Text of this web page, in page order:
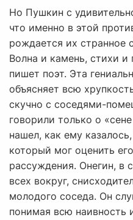
Но Пушкин с
что именно в этой
рождается их странное
Волна и камень, стихи
пишет поэт. Эта
объясняет всю
скучно с соседями-
говорили только о
нашел, как ему
который мог оценить
рассуждения. Онегин, в
всех вокруг,
молодого соседа. Он
понимая всю наивность